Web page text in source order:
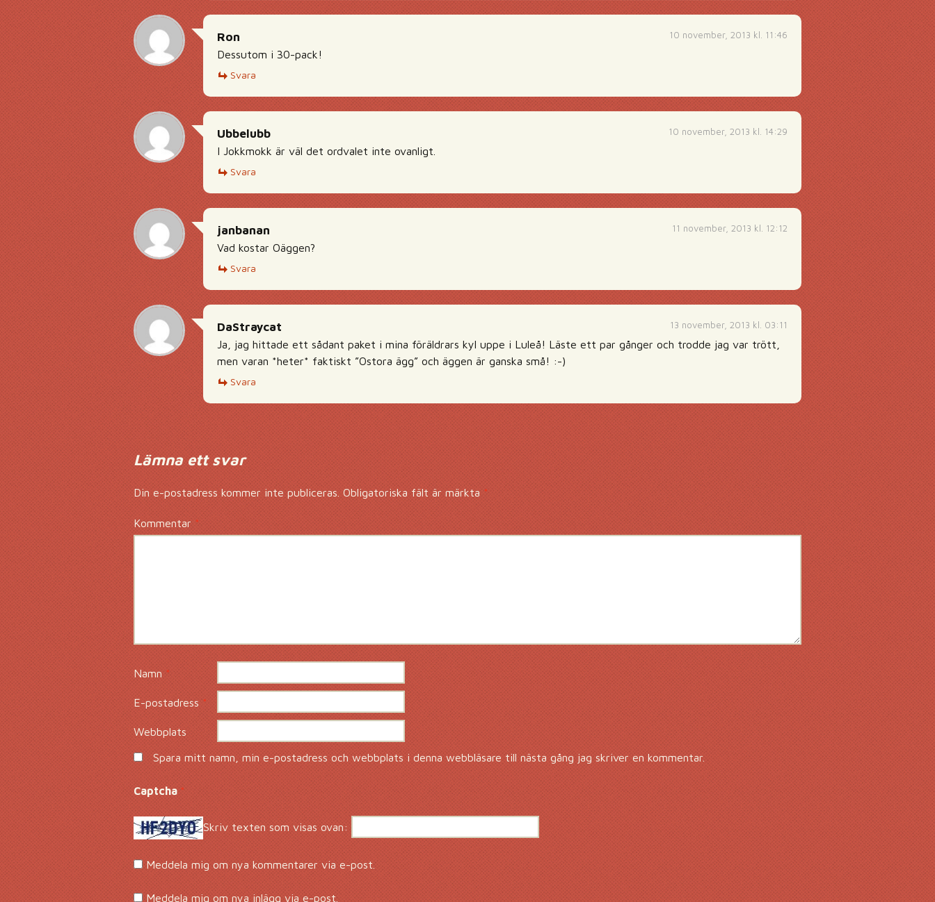
10 november, 2013 kl. 11:46
Ron
Dessutom i 30-pack!
Svara
10 november, 2013 kl. 14:29
Ubbelubb
I Jokkmokk är väl det ordvalet inte ovanligt.
Svara
11 november, 2013 kl. 12:12
janbanan
Vad kostar Oäggen?
Svara
13 november, 2013 kl. 03:11
DaStraycat
Ja, jag hittade ett sådant paket i mina föräldrars kyl uppe i Luleå! Läste ett par gånger och trodde jag var trött,
men varan *heter* faktiskt ”Ostora ägg” och äggen är ganska små! :-)
Svara
Lämna ett svar
Din e-postadress kommer inte publiceras. Obligatoriska fält är märkta*
Kommentar *
Namn*
E-postadress*
Webbplats
Spara mitt namn, min e-postadress och webbplats i denna webbläsare till nästa gång jag skriver en kommentar.
Captcha*
Skriv texten som visas ovan:
Meddela mig om nya kommentarer via e-post.
Meddela mig om nya inlägg via e-post.